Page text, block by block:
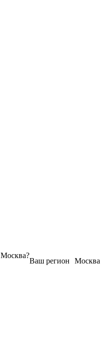
Москва
Ваш регион
Москва?